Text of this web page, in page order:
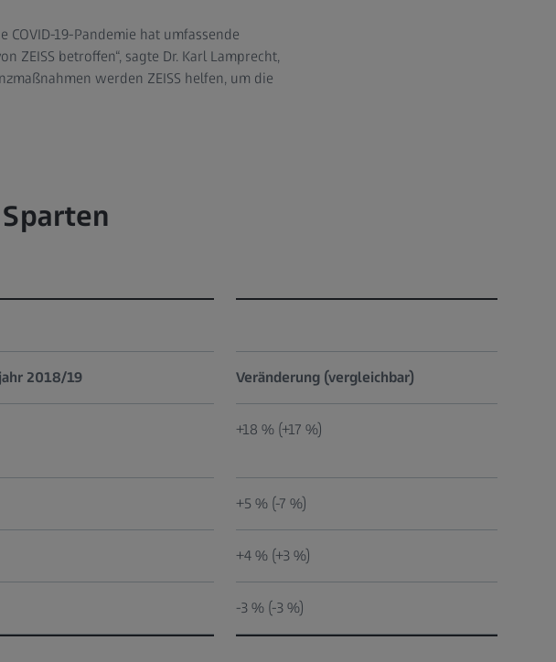
19-Pandemie hat umfassende
betroffen“, sagte Dr. Karl Lamprecht,
werden ZEISS helfen, um die
2018/19 Veränderung (vergleichbar)
+18 % (+17 %)
+5 % (-7 %)
+4 % (+3 %)
-3 % (-3 %)